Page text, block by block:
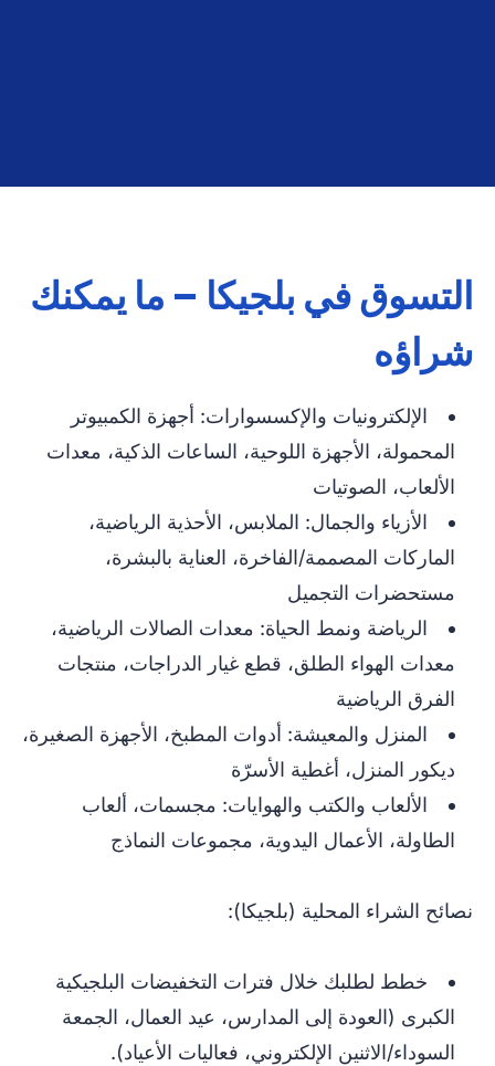
التسوق في بلجيكا – ما يمكنك
شراؤه
الإلكترونيات والإكسسوارات: أجهزة الكمبيوتر
المحمولة، الأجهزة اللوحية، الساعات الذكية، معدات
الألعاب، الصوتيات
الأزياء والجمال: الملابس، الأحذية الرياضية،
الماركات المصممة/الفاخرة، العناية بالبشرة،
مستحضرات التجميل
الرياضة ونمط الحياة: معدات الصالات الرياضية،
معدات الهواء الطلق، قطع غيار الدراجات، منتجات
الفرق الرياضية
المنزل والمعيشة: أدوات المطبخ، الأجهزة الصغيرة،
ديكور المنزل، أغطية الأسرّة
الألعاب والكتب والهوايات: مجسمات، ألعاب
الطاولة، الأعمال اليدوية، مجموعات النماذج
نصائح الشراء المحلية (بلجيكا):
خطط لطلبك خلال فترات التخفيضات البلجيكية
الكبرى (العودة إلى المدارس، عيد العمال، الجمعة
السوداء/الاثنين الإلكتروني، فعاليات الأعياد).